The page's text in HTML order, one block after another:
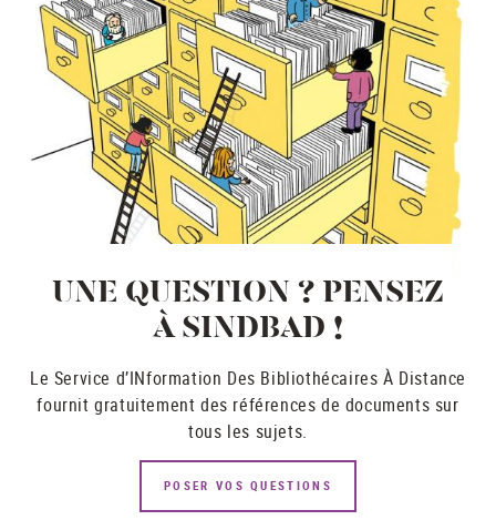
UNE QUESTION ? PENSEZ
À SINDBAD !
Le Service d’INformation Des Bibliothécaires À Distance
fournit gratuitement des références de documents sur
tous les sujets.
POSER VOS QUESTIONS